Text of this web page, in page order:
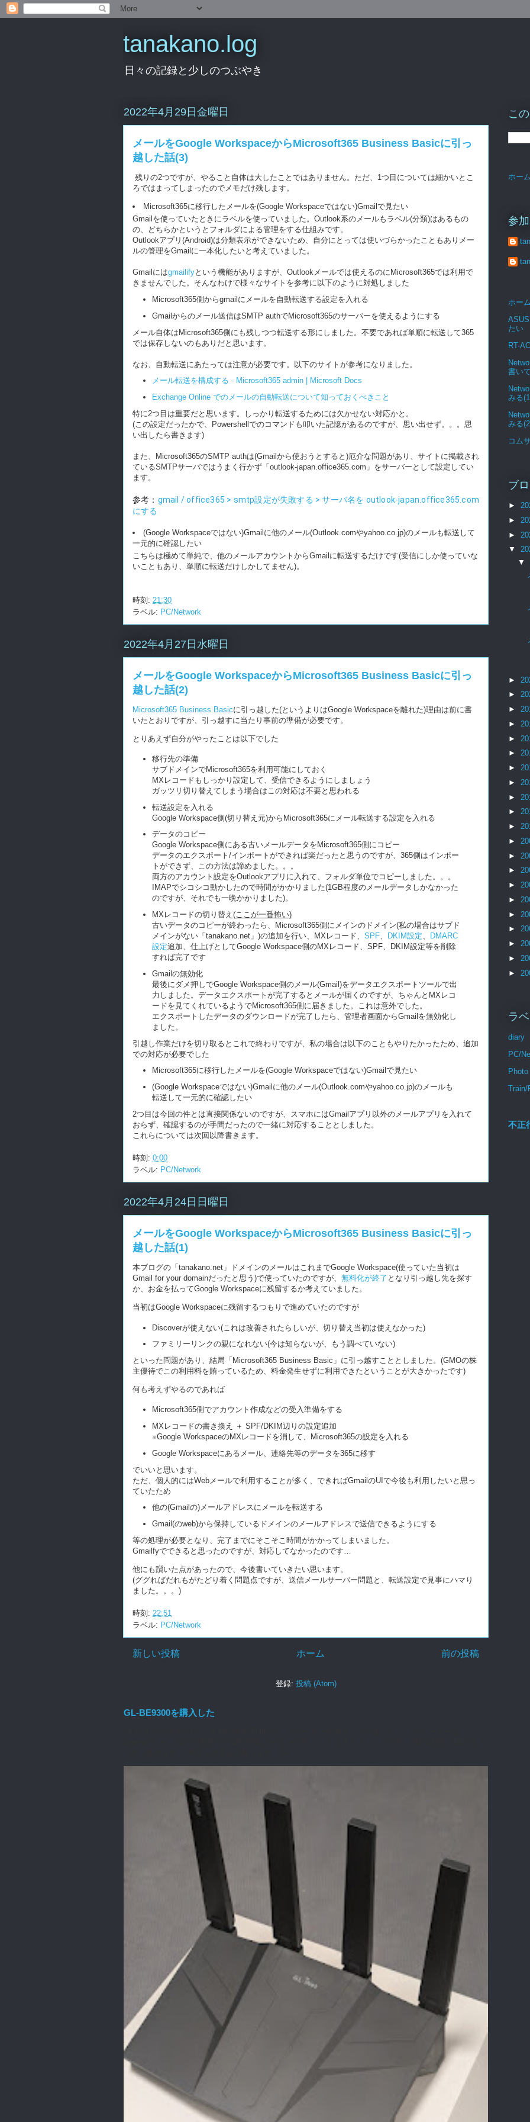
tanakano.log
日々の記録と少しのつぶやき
2022年4月29日金曜日
メールをGoogle WorkspaceからMicrosoft365 Business Basicに引っ
越した話(3)
残りの2つですが、やること自体は大したことではありません。ただ、1つ目については細かいとこ
ろではまってしまったのでメモだけ残します。
Microsoft365に移行したメールを(Google Workspaceではない)Gmailで見たい
Gmailを使っていたときにラベルを使っていました。Outlook系のメールもラベル(分類)はあるもの
の、どちらかというとフォルダによる管理をする仕組みです。
Outlookアプリ(Android)は分類表示ができないため、自分にとっては使いづらかったこともありメー
ルの管理をGmailに一本化したいと考えていました。
Gmailにはgmailifyという機能がありますが、Outlookメールでは使えるのにMicrosoft365では利用で
きませんでした。そんなわけで様々なサイトを参考に以下のように対処しました
Microsoft365側からgmailにメールを自動転送する設定を入れる
Gmailからのメール送信はSMTP authでMicrosoft365のサーバーを使えるようにする
メール自体はMicrosoft365側にも残しつつ転送する形にしました。不要であれば単順に転送して365
では保存しないのもありだと思います。
なお、自動転送にあたっては注意が必要です。以下のサイトが参考になりました。
メール転送を構成する - Microsoft365 admin | Microsoft Docs
Exchange Online でのメールの自動転送について知っておくべきこと
特に2つ目は重要だと思います。しっかり転送するためには欠かせない対応かと。
(この設定だったかで、Powershellでのコマンドも叩いた記憶があるのですが、思い出せず。。。思
い出したら書きます)
また、Microsoft365のSMTP authは(Gmailから使おうとすると)厄介な問題があり、サイトに掲載され
ているSMTPサーバではうまく行かず「outlook-japan.office365.com」をサーバーとして設定してい
ます。
参考： gmail / office365 > smtp設定が失敗する > サーバ名を outlook-japan.office365.com
にする
(Google Workspaceではない)Gmailに他のメール(Outlook.comやyahoo.co.jp)のメールも転送して
一元的に確認したい
こちらは極めて単純で、他のメールアカウントからGmailに転送するだけです(受信にしか使っていな
いこともあり、単順に転送だけしかしてません)。
時刻: 21:30
ラベル: PC/Network
2022年4月27日水曜日
メールをGoogle WorkspaceからMicrosoft365 Business Basicに引っ
越した話(2)
Microsoft365 Business Basicに引っ越した(というよりはGoogle Workspaceを離れた)理由は前に書
いたとおりですが、引っ越すに当たり事前の準備が必要です。
とりあえず自分がやったことは以下でした
移行先の準備
サブドメインでMicrosoft365を利用可能にしておく
MXレコードもしっかり設定して、受信できるようにしましょう
ガッツリ切り替えてしまう場合はこの対応は不要と思われる
転送設定を入れる
Google Workspace側(切り替え元)からMicrosoft365にメール転送する設定を入れる
データのコピー
Google Workspace側にある古いメールデータをMicrosoft365側にコピー
データのエクスポート/インポートができれば楽だったと思うのですが、365側はインポー
トができず、この方法は諦めました。。。
両方のアカウント設定をOutlookアプリに入れて、フォルダ単位でコピーしました。。。
IMAPでシコシコ動かしたので時間がかかりました(1GB程度のメールデータしかなかった
のですが、それでも一晩かかりました)。
MXレコードの切り替え (ここが一番怖い)
古いデータのコピーが終わったら、Microsoft365側にメインのドメイン(私の場合はサブド
メインがない「tanakano.net」)の追加を行い、MXレコード、 SPF、 DKIM設定、
DMARC
設定追加、仕上げとしてGoogle Workspace側のMXレコード、SPF、DKIM設定等を削除
すれば完了です
Gmailの無効化
最後にダメ押しでGoogle Workspace側のメール(Gmail)をデータエクスポートツールで出
力しました。データエクスポートが完了するとメールが届くのですが、ちゃんとMXレコ
ードを見てくれているようでMicrosoft365側に届きました。これは意外でした。
エクスポートしたデータのダウンロードが完了したら、管理者画面からGmailを無効化し
ました。
引越し作業だけを切り取るとこれで終わりですが、私の場合は以下のこともやりたかったため、追加
での対応が必要でした
Microsoft365に移行したメールを(Google Workspaceではない)Gmailで見たい
(Google Workspaceではない)Gmailに他のメール(Outlook.comやyahoo.co.jp)のメールも
転送して一元的に確認したい
2つ目は今回の件とは直接関係ないのですが、スマホにはGmailアプリ以外のメールアプリを入れて
おらず、確認するのが手間だったので一緒に対応することとしました。
これらについては次回以降書きます。
時刻: 0:00
ラベル: PC/Network
2022年4月24日日曜日
メールをGoogle WorkspaceからMicrosoft365 Business Basicに引っ
越した話(1)
本ブログの「tanakano.net」ドメインのメールはこれまでGoogle Workspace(使っていた当初は
Gmail for your domainだったと思う)で使っていたのですが、 無料化が終了 となり引っ越し先を探す
か、お金を払ってGoogle Workspaceに残留するか考えていました。
当初はGoogle Workspaceに残留するつもりで進めていたのですが
Discoverが使えない(これは改善されたらしいが、切り替え当初は使えなかった)
ファミリーリンクの親になれない(今は知らないが、もう調べていない)
といった問題があり、結局「Microsoft365 Business Basic」に引っ越すこととしました。(GMOの株
主優待でこの利用料を賄っているため、料金発生せずに利用できたということが大きかったです)
何も考えずやるのであれば
Microsoft365側でアカウント作成などの受入準備をする
MXレコードの書き換え ＋ SPF/DKIM辺りの設定追加
※Google WorkspaceのMXレコードを消して、Microsoft365の設定を入れる
Google Workspaceにあるメール、連絡先等のデータを365に移す
でいいと思います。
ただ、個人的にはWebメールで利用することが多く、できればGmailのUIで今後も利用したいと思っ
ていたため
他の(Gmailの)メールアドレスにメールを転送する
Gmail(のweb)から保持しているドメインのメールアドレスで送信できるようにする
等の処理が必要となり、完了までにそこそこ時間がかかってしまいました。
Gmailfyでできると思ったのですが、対応してなかったのです…
他にも躓いた点があったので、今後書いていきたい思います。
(ググればだれもがたどり着く問題点ですが、送信メールサーバー問題と、転送設定で見事にハマり
ました。。。)
時刻: 22:51
ラベル: PC/Network
新しい投稿 前の投稿
ホーム
登録: 投稿 (Atom)
GL-BE9300を購入した
こ
ホーム
参
ホーム
たい
RT-
書い
みる
みる
コム
ブ
►
►
►
▼
▼
►
►
►
►
►
►
►
►
►
►
►
►
►
►
►
►
►
►
►
►
►
ラ
diary
PC/
Photo
Train/
不正